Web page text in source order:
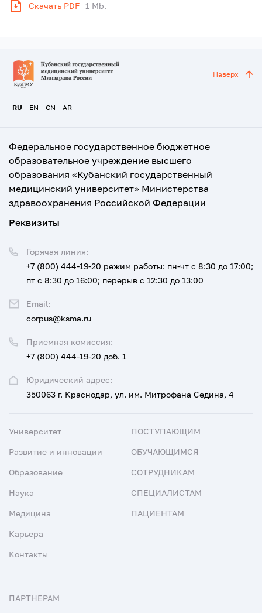
Скачать PDF 1 Mb.
RU EN CN AR
Наверх
Федеральное государственное бюджетное
образовательное учреждение высшего
образования «Кубанский государственный
медицинский университет» Министерства
здравоохранения Российской Федерации
Реквизиты
Юридический адрес:
350063 г. Краснодар, ул. им. Митрофана Седина, 4
Приемная комиссия:
+7 (800) 444-19-20 доб. 1
Горячая линия:
+7 (800) 444-19-20 режим работы: пн-чт с 8:30 до 17:00;
пт с 8:30 до 16:00; перерыв с 12:30 до 13:00
Email:
corpus@ksma.ru
Университет
Развитие и инновации
Образование
Наука
Медицина
Карьера
Контакты
ПОСТУПАЮЩИМ
ОБУЧАЮЩИМСЯ
СОТРУДНИКАМ
СПЕЦИАЛИСТАМ
ПАЦИЕНТАМ
ПАРТНЕРАМ